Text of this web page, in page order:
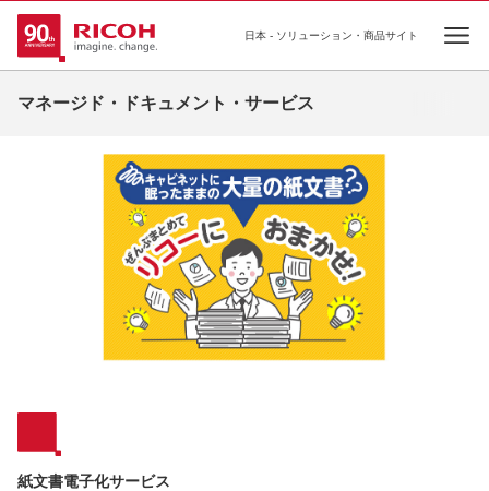
日本 - ソリューション・商品サイト
マネージド・ドキュメント・サービス
紙文書電子化サービス